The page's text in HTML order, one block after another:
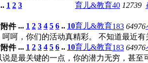
1 2 3 育儿&教育40 12739
... 1 2 3 4 5 6 .. 10育儿&教育183 64976
呵，你们的活动真精彩。 不知道最近有
... 1 2 3 4 5 6 .. 10育儿&教育183 64976
是最关键的一点，你的潜力无穷，甚至